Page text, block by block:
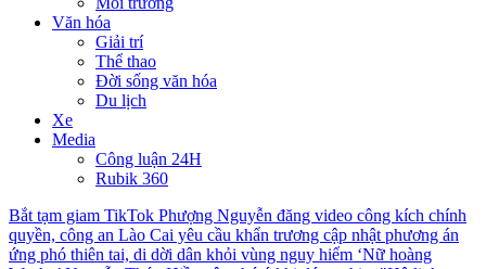
Văn hóa
Giải trí
Thể thao
Đời sống văn hóa
Du lịch
Xe
Media
Công luận 24H
Rubik 360
Bắt tạm giam TikTok Phượng Nguyễn đăng video công kích chính
quyền, công an Lào Cai yêu cầu khẩn trương cập nhật phương án
ứng phó thiên tai, di dời dân khỏi vùng nguy hiểm ‘Nữ hoàng